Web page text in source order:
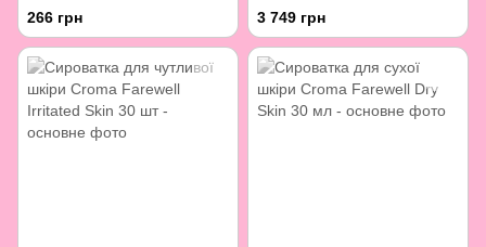
Hyaluronic Acid 1 шт
266 грн 3 749 грн